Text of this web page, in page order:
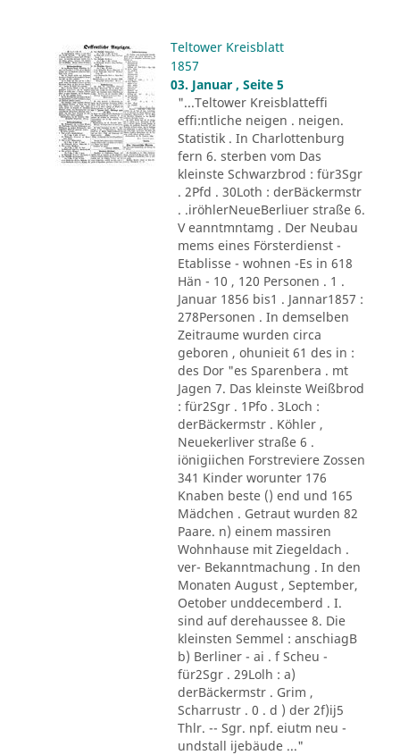
Teltower Kreisblatt
1857
03. Januar , Seite 5
"...Teltower Kreisblatteffi
effi:ntliche neigen . neigen.
Statistik . In Charlottenburg
fern 6. sterben vom Das
kleinste Schwarzbrod : für3Sgr
. 2Pfd . 30Loth : derBäckermstr
. .iröhlerNeueBerliuer straße 6.
V eanntmntamg . Der Neubau
mems eines Försterdienst -
Etablisse - wohnen -Es in 618
Hän - 10 , 120 Personen . 1 .
Januar 1856 bis1 . Jannar1857 :
278Personen . In demselben
Zeitraume wurden circa
geboren , ohunieit 61 des in :
des Dor "es Sparenbera . mt
Jagen 7. Das kleinste Weißbrod
: für2Sgr . 1Pfo . 3Loch :
derBäckermstr . Köhler ,
Neuekerliver straße 6 .
iönigiichen Forstreviere Zossen
341 Kinder worunter 176
Knaben beste () end und 165
Mädchen . Getraut wurden 82
Paare. n) einem massiren
Wohnhause mit Ziegeldach .
ver- Bekanntmachung . In den
Monaten August , September,
Oetober unddecemberd . I.
sind auf derehaussee 8. Die
kleinsten Semmel : anschiagB
b) Berliner - ai . f Scheu -
für2Sgr . 29Lolh : a)
derBäckermstr . Grim ,
Scharrustr . 0 . d ) der 2f)ij5
Thlr. -- Sgr. npf. eiutm neu -
undstall ijebäude ..."